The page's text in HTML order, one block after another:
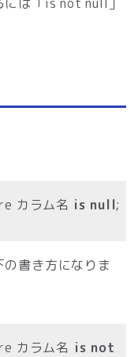
は「is not null」
カラム名 is null;
書き方になりま
カラム名 is not